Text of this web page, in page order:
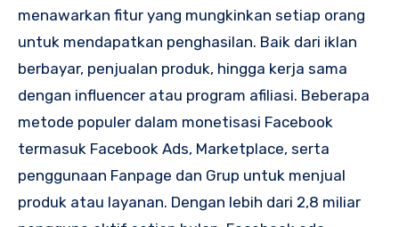
menawarkan fitur yang mungkinkan setiap orang
untuk mendapatkan penghasilan. Baik dari iklan
berbayar, penjualan produk, hingga kerja sama
dengan influencer atau program afiliasi. Beberapa
metode populer dalam monetisasi Facebook
termasuk Facebook Ads, Marketplace, serta
penggunaan Fanpage dan Grup untuk menjual
produk atau layanan. Dengan lebih dari 2,8 miliar